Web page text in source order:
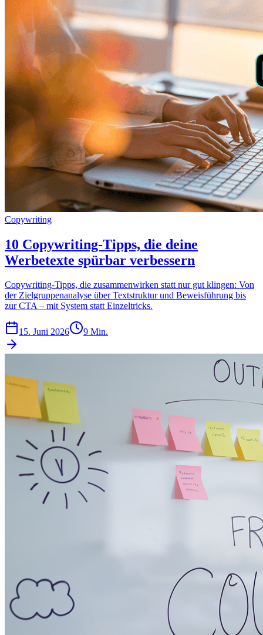
Copywriting
10 Copywriting-Tipps, die deine
Werbetexte spürbar verbessern
Copywriting-Tipps, die zusammenwirken statt nur gut klingen: Von
der Zielgruppenanalyse über Textstruktur und Beweisführung bis
zur CTA – mit System statt Einzeltricks.
15. Juni 2026 9 Min.